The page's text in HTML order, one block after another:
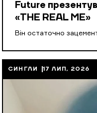
Future
«THE REAL ME»
Він остаточно
СИНГЛИ 17 ЛИП, 2026